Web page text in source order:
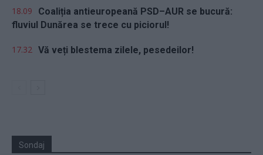
18.09
Coaliția antieuropeană PSD–AUR se bucură:
fluviul Dunărea se trece cu piciorul!
17.32 Vă veți blestema zilele, pesedeilor!
Sondaj